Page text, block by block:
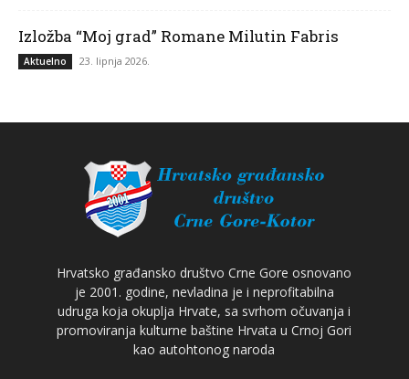
Izložba “Moj grad” Romane Milutin Fabris
Aktuelno 23. lipnja 2026.
Hrvatsko građansko društvo Crne Gore osnovano
je 2001. godine, nevladina je i neprofitabilna
udruga koja okuplja Hrvate, sa svrhom očuvanja i
promoviranja kulturne baštine Hrvata u Crnoj Gori
kao autohtonog naroda